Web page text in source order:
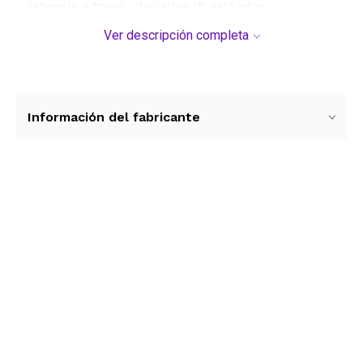
infraestructura necesaria para producciones
simultáneas HDMI 2.0, 3G-SDI, USB 3.0 y LAN.
Ver descripción completa
Información del fabricante